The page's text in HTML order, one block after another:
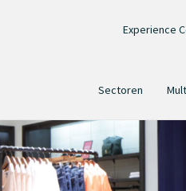
Experience
Sectoren